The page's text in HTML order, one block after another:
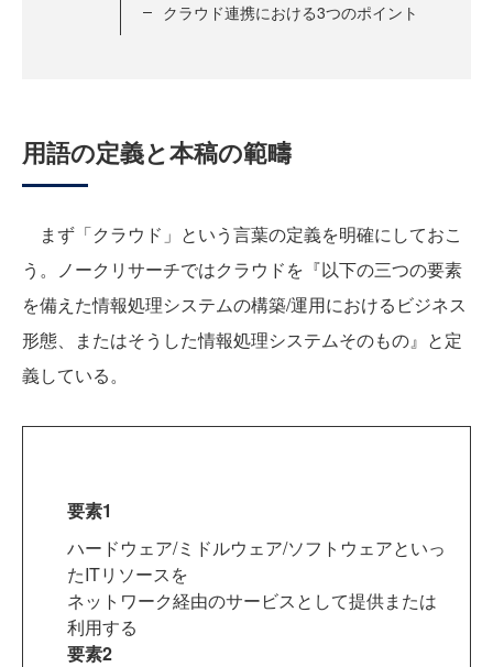
クラウド連携における3つのポイント
用語の定義と本稿の範疇
まず「クラウド」という言葉の定義を明確にしておこ
う。ノークリサーチではクラウドを『以下の三つの要素
を備えた情報処理システムの構築/運用におけるビジネス
形態、またはそうした情報処理システムそのもの』と定
義している。
要素1
ハードウェア/ミドルウェア/ソフトウェアといっ
たITリソースを
ネットワーク経由のサービスとして提供または
利用する
要素2